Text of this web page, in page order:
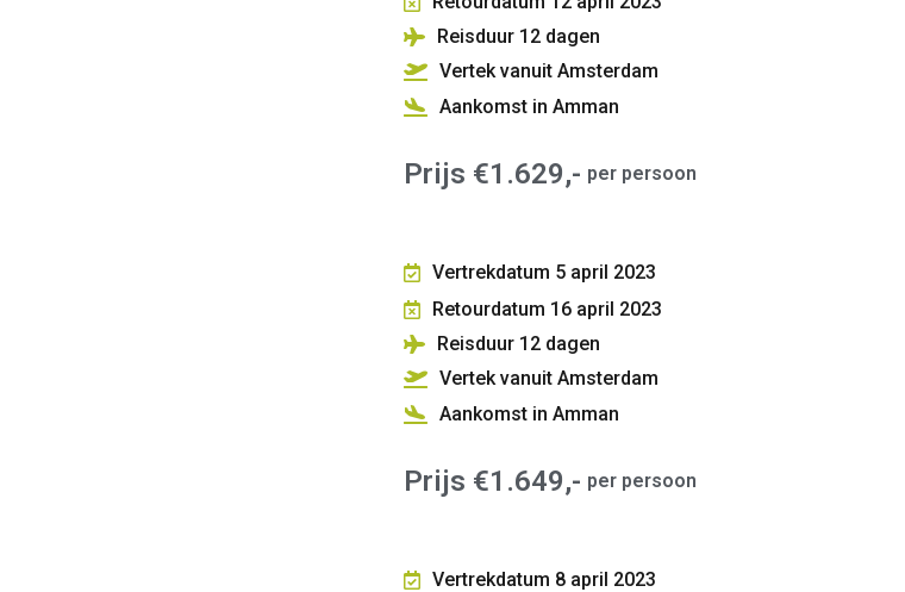
Reisduur 12dagen
Vertek vanuit Amsterdam
Aankomst in Amman
Prijs €1.629,- per persoon
Vertrekdatum 5 april 2023
Retourdatum 16 april 2023
Reisduur 12dagen
Vertek vanuit Amsterdam
Aankomst in Amman
Prijs €1.649,- per persoon
Vertrekdatum 8 april 2023